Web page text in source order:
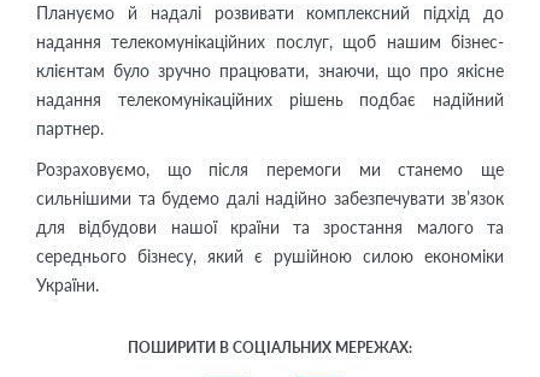
Плануємо й надалі розвивати комплексний підхід до
надання телекомунікаційних послуг, щоб нашим бізнес-
клієнтам було зручно працювати, знаючи, що про якісне
надання телекомунікаційних рішень подбає надійний
партнер.
Розраховуємо, що після перемоги ми станемо ще
сильнішими та будемо далі надійно забезпечувати зв’язок
для відбудови нашої країни та зростання малого та
середнього бізнесу, який є рушійною силою економіки
України.
ПОШИРИТИ В СОЦІАЛЬНИХ МЕРЕЖАХ: